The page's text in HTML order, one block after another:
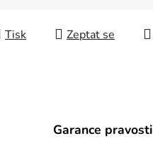
Tisk
Zeptat se
Garance pravosti